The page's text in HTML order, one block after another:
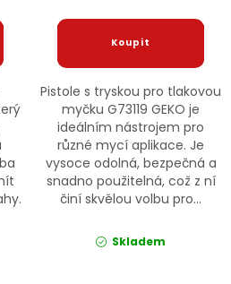
Pistole s tryskou pro tlakovou
myčku G73119 GEKO je
ideálním nástrojem pro
různé mycí aplikace. Je
vysoce odolná, bezpečná a
snadno použitelná, což z ní
činí skvělou volbu pro...
Skladem